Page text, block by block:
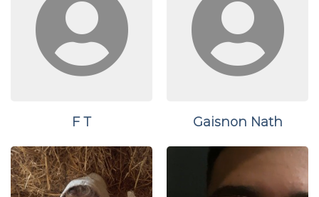
F T Gaisnon Nath